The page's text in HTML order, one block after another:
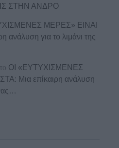
ΣΤΗΝ ΑΝΔΡΟ
ΜΕΡΕΣ» ΕΙΝΑΙ
για το λιμάνι της
ΟΙ «ΕΥΤΥΧΙΣΜΕΝΕΣ
Μια επίκαιρη ανάλυση